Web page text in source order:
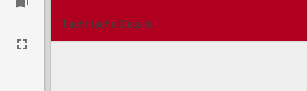
Technische Details